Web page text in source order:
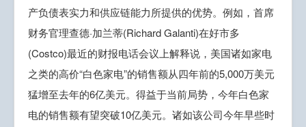
产负债表实力和供应链能力所提供的优势。例如，首席
财务官理查德·加兰蒂(Richard Galanti)在好市多
(Costco)最近的财报电话会议上解释说，美国诸如家电
之类的高价“白色家电”的销售额从四年前的5,000万美元
猛增至去年的6亿美元。得益于当前局势，今年白色家
电的销售额有望突破10亿美元。诸如该公司今年早些时